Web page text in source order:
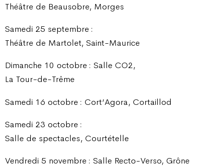
Théâtre de Beausobre, Morges
Samedi 25 septembre :
Théâtre de Martolet, Saint-Maurice
Dimanche 10 octobre : Salle CO2,
La Tour-de-Trême
Samedi 16 octobre : Cort’Agora, Cortaillod
Samedi 23 octobre :
Salle de spectacles, Courtételle
Vendredi 5 novembre : Salle Recto-Verso, Grône